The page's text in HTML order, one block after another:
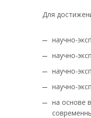
Для
научно-
научно-
научно-
научно-
на основе